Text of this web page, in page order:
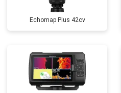
Echomap Plus 42cv